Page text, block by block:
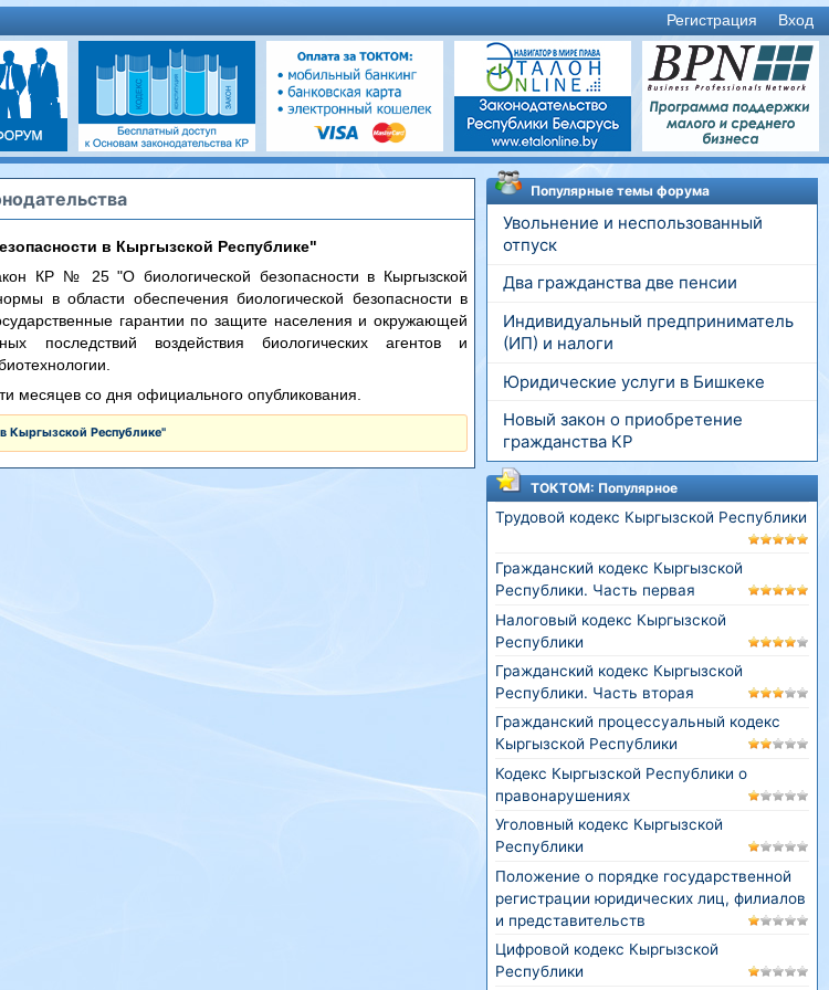
Вход
Регистрация
Популярные темы форума
Увольнение и неспользованный
отпуск
Два гражданства две пенсии
Индивидуальный предприниматель
(ИП) и налоги
Юридические услуги в Бишкеке
Новый закон о приобретение
гражданства КР
ТОКТОМ: Популярное
Трудовой кодекс Кыргызской Республики
Гражданский кодекс Кыргызской
Республики. Часть первая
Налоговый кодекс Кыргызской
Республики
Гражданский кодекс Кыргызской
Республики. Часть вторая
Гражданский процессуальный кодекс
Кыргызской Республики
Кодекс Кыргызской Республики о
правонарушениях
Уголовный кодекс Кыргызской
Республики
Положение о порядке государственной
регистрации юридических лиц, филиалов
и представительств
Цифровой кодекс Кыргызской
Республики
в Кыргызской Республике"
КР № 25 "О биологической безопасности в Кыргызской
в области обеспечения биологической безопасности в
гарантии по защите населения и окружающей
последствий воздействия биологических агентов и
месяцев со дня официального опубликования.
Кыргызской Республике"